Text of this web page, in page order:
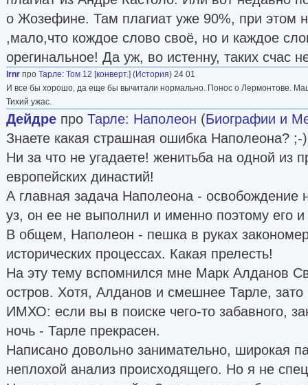
о Жозефине. Там плагиат уже 90%, при этом
,мало,что кождое слово своё, но и каждое
орегинальное! Да уж, во истенну, таких счас
lrnr про Тарле: Том 12 [конверт.] (История) 24 01
И все бы хорошо, да еще бы вычитали нормально. Понос о Лермонтове.
Тихий ужас.
Дейдре про Тарле: Наполеон (Биографии и
Знаете какая страшная ошибка Наполеона? ;-)
Ни за что не угадаете! женитьба на одной из
европейских династий!
А главная задача Наполеона - освобождение
уз, он ее не выполнил и именно поэтому его
В общем, Наполеон - пешка в руках
исторических процессах. Какая прелесть!
На эту тему вспомнился мне Марк Алданов
остров. Хотя, Алданов и смешнее Тарле,
ИМХО: если вы в поиске чего-то забавного,
ночь - Тарле прекрасен.
Написано довольно занимательно, широкая
неплохой анализ происходящего. Но я не